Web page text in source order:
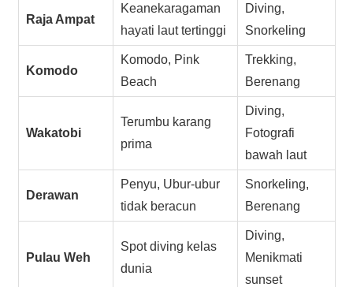
Raja Ampat
Keanekaragaman
hayati laut tertinggi
Diving,
Snorkeling
Komodo
Komodo, Pink
Beach
Trekking,
Berenang
Wakatobi
Terumbu karang
prima
Diving,
Fotografi
bawah laut
Derawan
Penyu, Ubur-ubur
tidak beracun
Snorkeling,
Berenang
Pulau Weh
Spot diving kelas
dunia
Diving,
Menikmati
sunset